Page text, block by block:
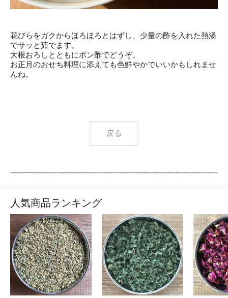
花びらをガクからほろほろとはずし、少量の酢を入れた熱湯
でサッと茹でます。
大根おろしとともにポン酢でどうぞ。
お正月のおせち料理に添えても色鮮やかでいいかもしれませ
んね。
戻る
人気商品ランキング